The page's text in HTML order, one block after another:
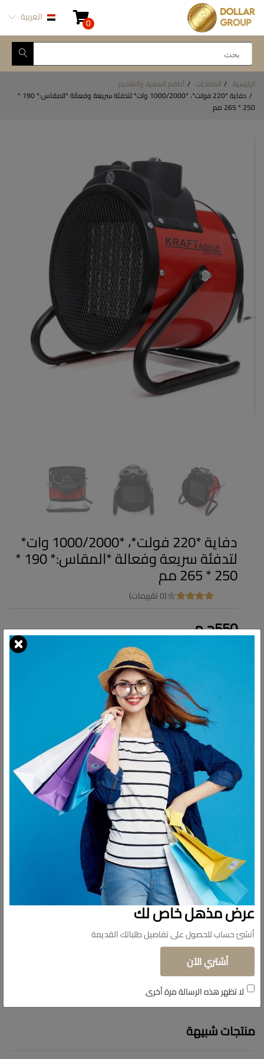
0 العربية
الرئيسية المنتجات
أطقم السفرة والتقديم
دفاية *220 فولت*، *1000/2000 وات* لتدفئة سريعة وفعالة *المقاس:* 190 *
250 * 265 مم
دفاية *220 فولت*، *1000/2000 وات*
لتدفئة سريعة وفعالة *المقاس:* 190 *
250 * 265 مم
(0 تقييمات)
550ج.م
التقييمات
منتجات شبيهة
عرض مذهل خاص لك
أنشئ حساب للحصول على تفاصيل طلباتك القديمة
أشتري الآن
لا تظهر هذه الرسالة مرة أخرى